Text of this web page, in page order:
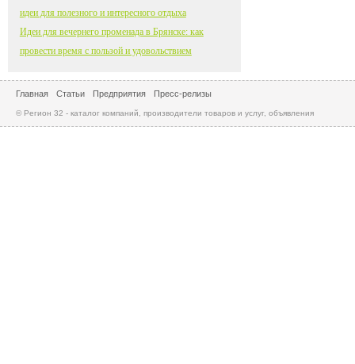
идеи для полезного и интересного отдыха
Идеи для вечернего променада в Брянске: как
провести время с пользой и удовольствием
Главная Статьи Предприятия Пресс-релизы
© Регион 32 - каталог компаний, производители товаров и услуг, объявления